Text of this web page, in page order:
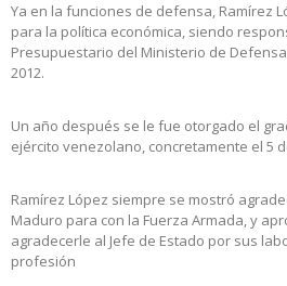
Ya en la funciones de defensa, Ramírez
para la política económica, siendo
Presupuestario del Ministerio de
2012.
Un año después se le fue otorgado el
ejército venezolano, concretamente el 5
Ramírez López siempre se mostró
Maduro para con la Fuerza Armada, y
agradecerle al Jefe de Estado por sus
profesión